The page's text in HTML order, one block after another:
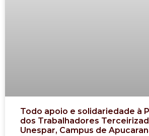
Todo apoio e solidariedade à
dos Trabalhadores
Unespar, Campus de